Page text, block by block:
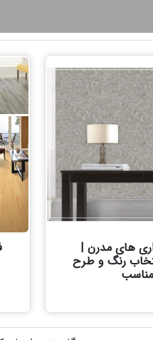
های مدرن |
رنگ و طرح
مناسب